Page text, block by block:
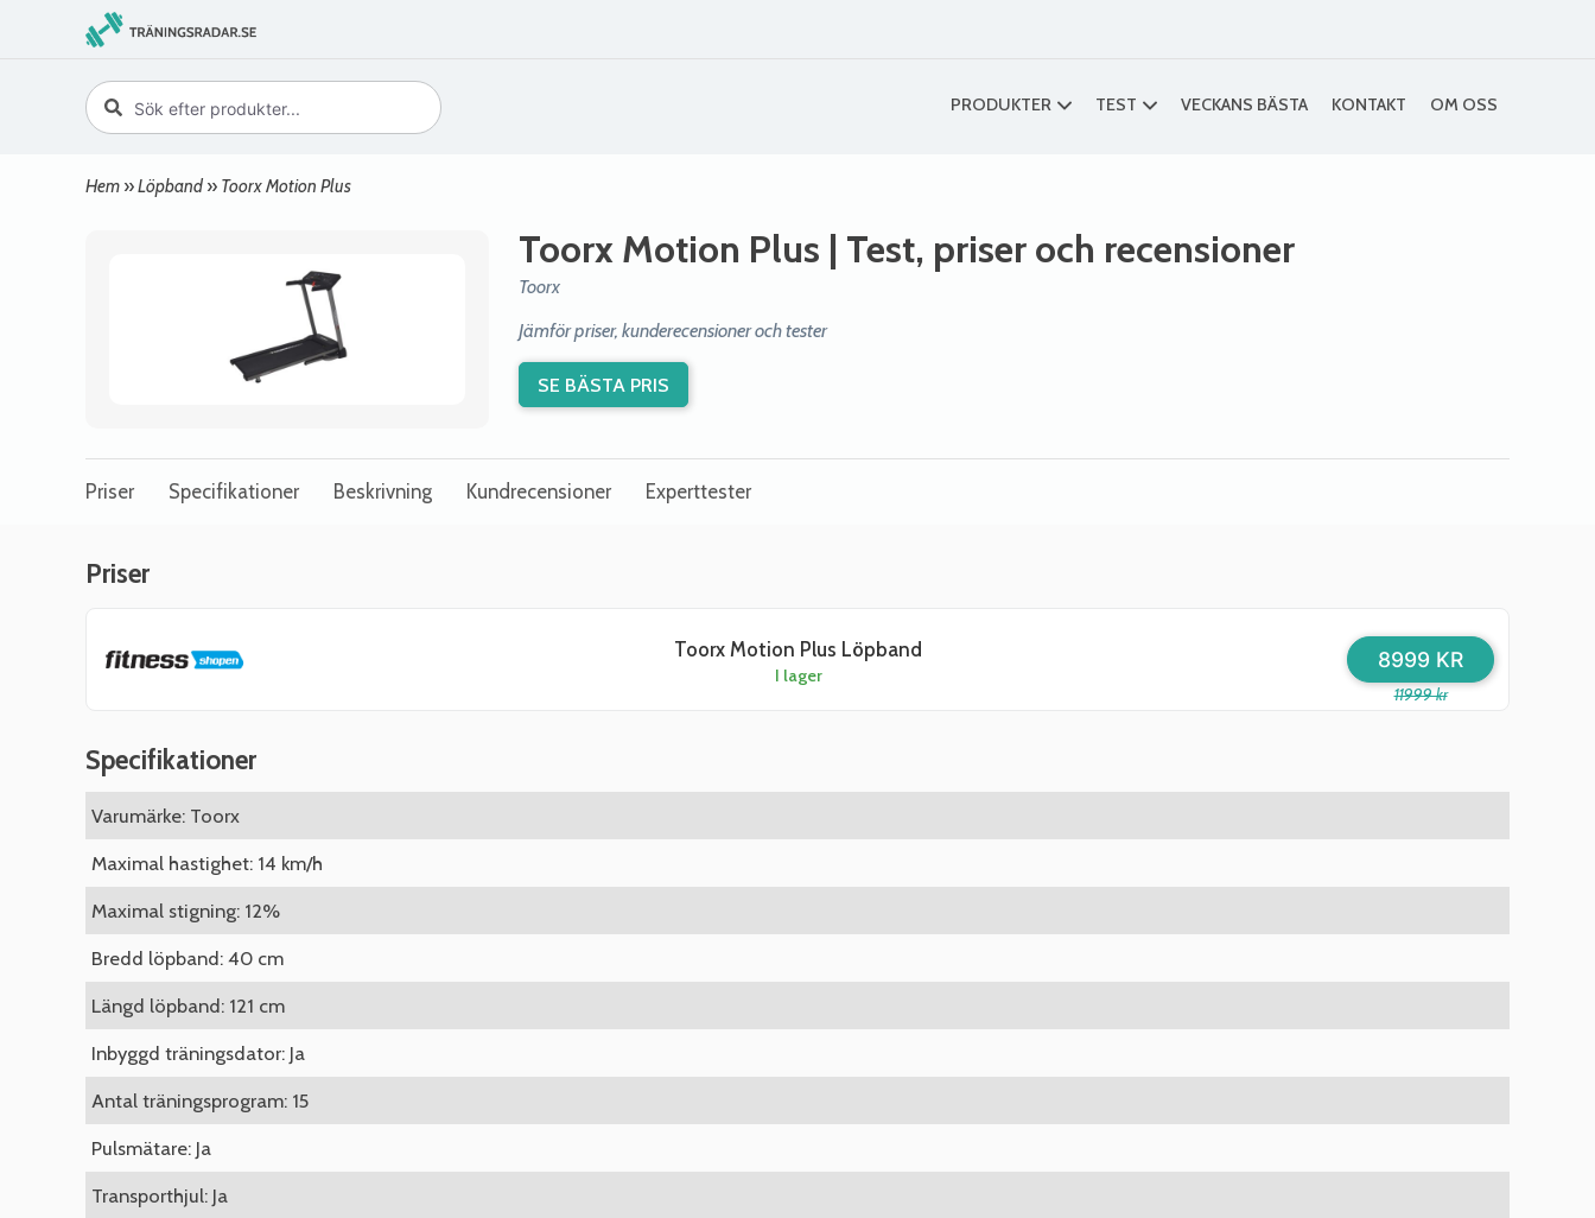
PRODUKTER TEST VECKANS BÄSTA KONTAKT OM OSS
Hem »Löpband » Toorx Motion Plus
Toorx Motion Plus | Test, priser och recensioner
Toorx
Jämför priser, kunderecensioner och tester
SE BÄSTA PRIS
Priser Specifikationer Beskrivning Kundrecensioner Experttester
Priser
Toorx Motion Plus Löpband
I lager
11999 kr
8999 KR
Specifikationer
Varumärke: Toorx
Maximal hastighet: 14 km/h
Maximal stigning: 12%
Bredd löpband: 40 cm
Längd löpband: 121 cm
Inbyggd träningsdator: Ja
Antal träningsprogram: 15
Pulsmätare: Ja
Transporthjul: Ja